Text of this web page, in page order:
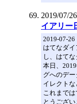
2019/07/
イアリー
2019-07-26
はてなダ
し、はて
本日、
グへのデ
イレクトな
これまで
とうござい